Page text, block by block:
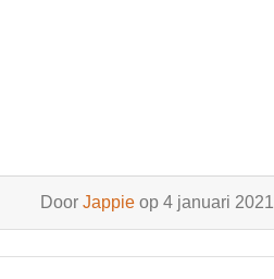
Door Jappie op 4 januari 2021